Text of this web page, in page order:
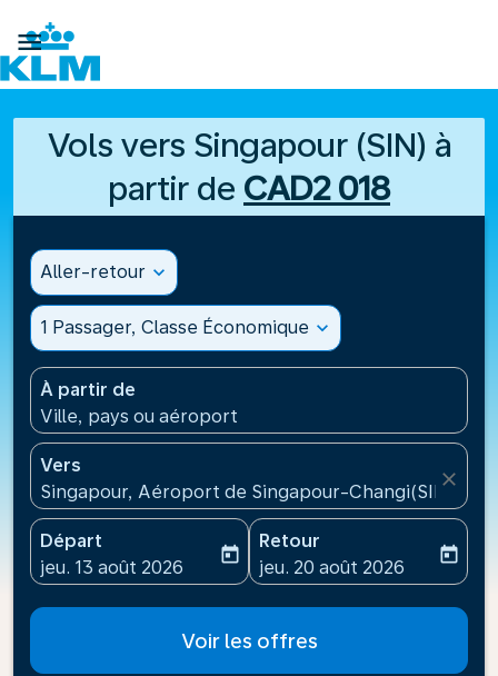

Vols vers Singapour (SIN) à
partir de CAD2 018
Aller-retour expand_more
1 Passager, Classe Économique expand_more
À partir de
Ville, pays ou aéroport
Vers
Singapour, Aéroport de Singapour-Changi(SIN),
close
Départ
fc-booking-departure-date-aria-label
jeu. 13 août 2026
today
Retour
fc-booking-return-date-
jeu. 20 août 2026
today
Voir les offres